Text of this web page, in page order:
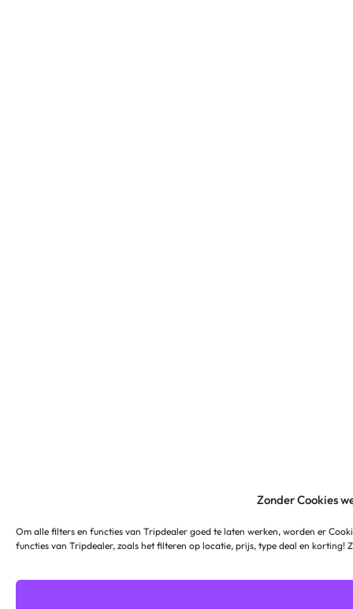
Zonder Cookies
Om alle filters en functies van Tripdealer goed te laten werken, worden er
functies van Tripdealer, zoals het filteren op locatie, prijs, type deal en